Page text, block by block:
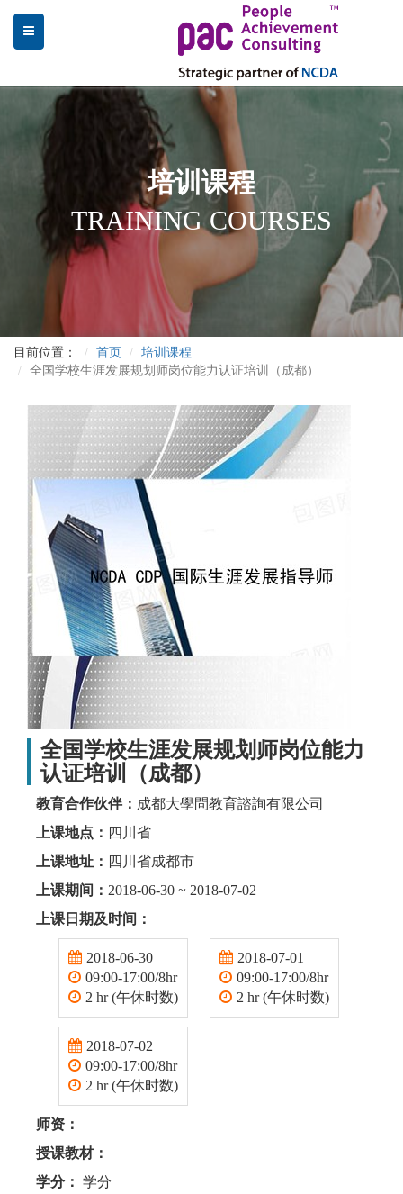
培训课程
TRAINING COURSES
目前位置： 首页
培训课程
全国学校生涯发展规划师岗位能力认证培训（成都）
全国学校生涯发展规划师岗位能力
认证培训（成都）
教育合作伙伴： 成都大學問教育諮詢有限公司
上课地点： 四川省
上课地址： 四川省成都市
上课期间： 2018-06-30 ~ 2018-07-02
上课日期及时间：
2018-06-30
09:00-17:00/8hr
2 hr (午休时数)
2018-07-01
09:00-17:00/8hr
2 hr (午休时数)
2018-07-02
09:00-17:00/8hr
2 hr (午休时数)
师资：
授课教材：
学分： 学分